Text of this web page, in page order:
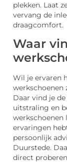
plekken. Laat
vervang de
draagcomfort.
Waar
Wil je ervaren
werkschoenen
Daar vind je
uitstraling en
werkschoenen l
ervaringen
persoonlijk
Duurstede.
direct